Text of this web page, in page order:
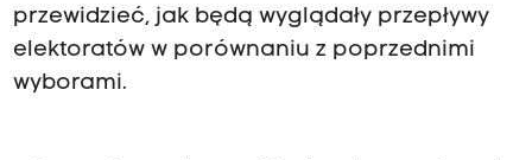
przewidzieć, jak będą wyglądały przepływy
elektoratów w porównaniu z poprzednimi
wyborami.